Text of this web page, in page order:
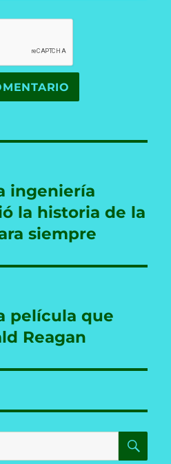
ingeniería
la historia de la
siempre
película que
Reagan